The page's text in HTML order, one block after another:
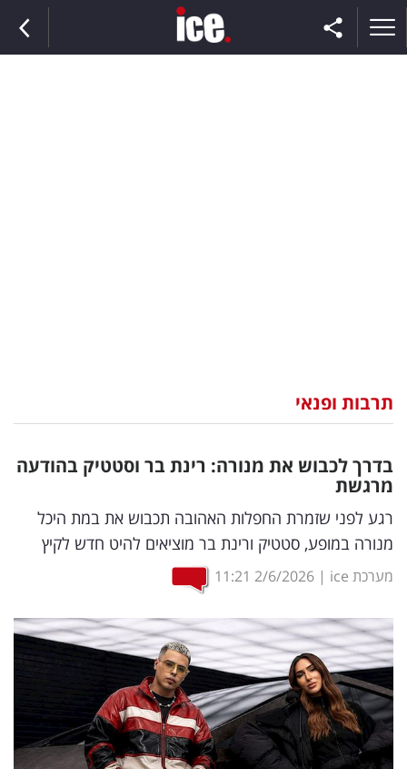
וצרכנות
דיגיטל
וטק
שיווק
ופרסום
משפט
מדדים
ומחקרים
דעות
תרבות ופנאי
בדרך לכבוש את מנורה: רינת בר וסטטיק בהודעה
מרגשת
רגע לפני שזמרת החפלות האהובה תכבוש את במת היכל
מנורה במופע, סטטיק ורינת בר מוציאים להיט חדש לקיץ
מערכת ice |
2/6/2026
11:21